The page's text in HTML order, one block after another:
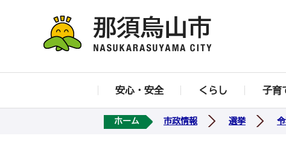
安心・安全 くらし 子育
ホーム 市政情報 選挙